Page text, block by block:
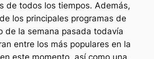
de todos los tiempos. Además,
los principales programas de
de la semana pasada todavía
entre los más populares en la